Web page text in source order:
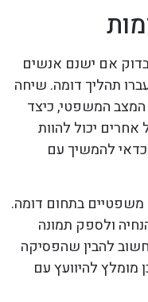
אם ישנם אנשים
תהליך דומה. שיחה
המצב המשפטי, כיצד
אחרים יכול להוות
להמשיך עם
בתחום דומה.
ולספק תמונה
להבין שהפסיקה
להיוועץ עם